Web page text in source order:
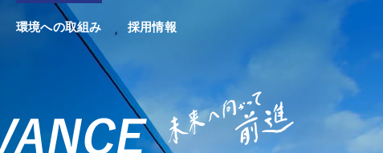
環境への取組み 採用情報